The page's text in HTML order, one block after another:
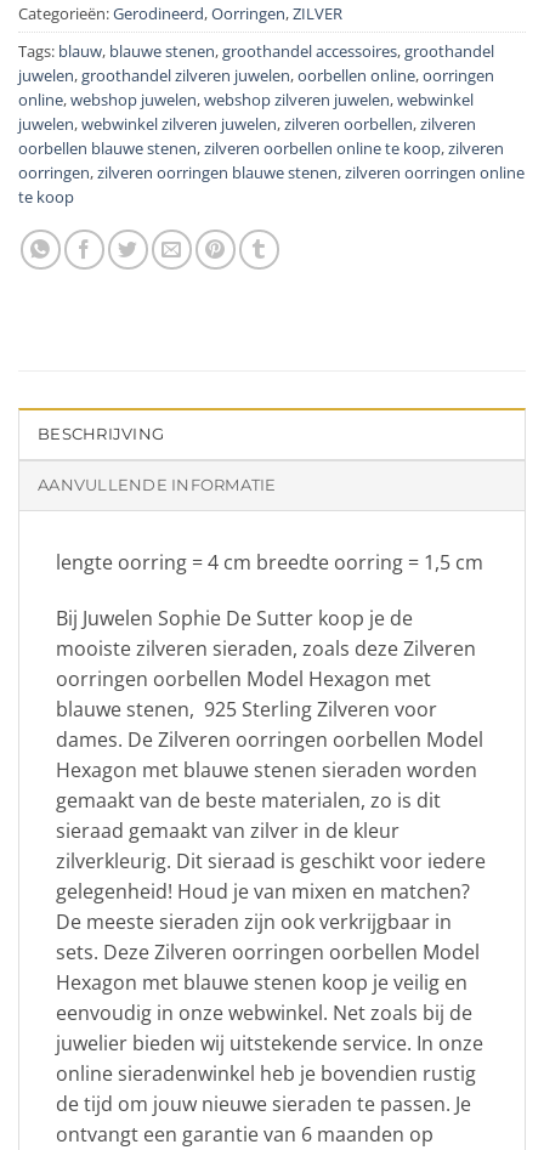
Categorieën:Gerodineerd,Oorringen,ZILVER
Tags: blauw, blauwe stenen,groothandel accessoires,groothandel
juwelen,groothandel zilveren juwelen,oorbellen online,oorringen
online,webshop juwelen,webshop zilveren juwelen,webwinkel
juwelen,webwinkel zilveren juwelen,zilveren oorbellen,zilveren
oorbellen blauwe stenen,zilveren oorbellen online te koop,zilveren
oorringen,zilveren oorringen blauwe stenen,zilveren oorringen online
te koop
BESCHRIJVING
AANVULLENDE INFORMATIE
lengte oorring = 4 cm breedte oorring = 1,5 cm
Bij Juwelen Sophie De Sutter koop je de
mooiste zilveren sieraden, zoals deze Zilveren
oorringen oorbellen Model Hexagon met
blauwe stenen, 925 Sterling Zilveren voor
dames. De Zilveren oorringen oorbellen Model
Hexagon met blauwe stenen sieraden worden
gemaakt van de beste materialen, zo is dit
sieraad gemaakt van zilver in de kleur
zilverkleurig. Dit sieraad is geschikt voor iedere
gelegenheid! Houd je van mixen en matchen?
De meeste sieraden zijn ook verkrijgbaar in
sets. Deze Zilveren oorringen oorbellen Model
Hexagon met blauwe stenen koop je veilig en
eenvoudig in onze webwinkel. Net zoals bij de
juwelier bieden wij uitstekende service. In onze
online sieradenwinkel heb je bovendien rustig
de tijd om jouw nieuwe sieraden te passen. Je
ontvangt een garantie van 6 maanden op